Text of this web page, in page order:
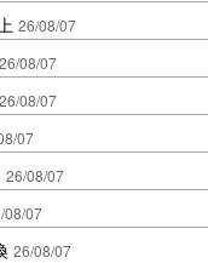
26/08/07
26/08/07
26/08/07
07
26/08/07
08/07
26/08/07